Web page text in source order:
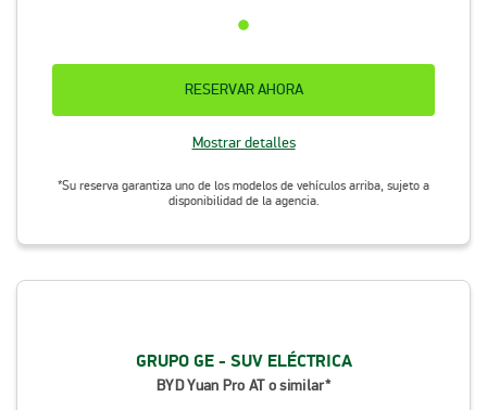
RESERVAR AHORA
Mostrar detalles
*Su reserva garantiza uno de los modelos de vehículos arriba, sujeto a
disponibilidad de la agencia.
GRUPO GE - SUV ELÉCTRICA
BYD Yuan Pro AT o similar*